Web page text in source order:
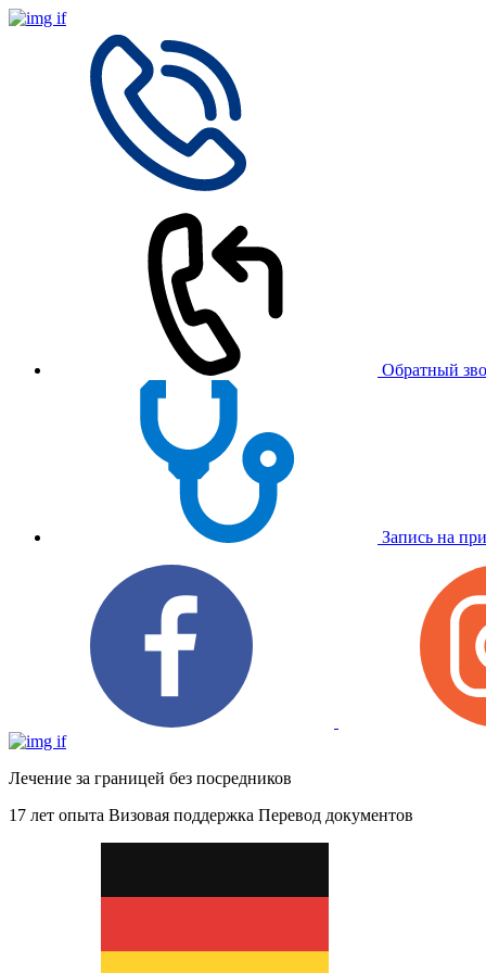
Обратный
Запись на
Лечение за границей без посредников
17 лет опыта Визовая поддержка Перевод документов